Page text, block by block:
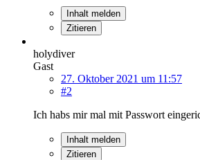
Inhalt melden
Zitieren
holydiver
Gast
27. Oktober 2021 um 11:57
#2
Ich habs mir mal mit Passwort
Inhalt melden
Zitieren